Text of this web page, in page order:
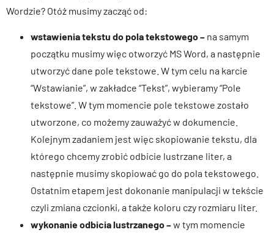
Wordzie? Otóż musimy zacząć od:
wstawienia tekstu do pola tekstowego – na samym
początku musimy więc otworzyć MS Word, a następnie
utworzyć dane pole tekstowe. W tym celu na karcie
“Wstawianie”, w zakładce “Tekst”, wybieramy “Pole
tekstowe”. W tym momencie pole tekstowe zostało
utworzone, co możemy zauważyć w dokumencie.
Kolejnym zadaniem jest więc skopiowanie tekstu, dla
którego chcemy zrobić odbicie lustrzane liter, a
następnie musimy skopiować go do pola tekstowego.
Ostatnim etapem jest dokonanie manipulacji w tekście
czyli zmiana czcionki, a także koloru czy rozmiaru liter.
wykonanie odbicia lustrzanego –w tym momencie